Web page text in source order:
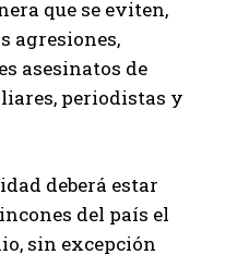
que se eviten,
agresiones,
asesinatos de
periodistas y
deberá estar
del país el
sin excepción